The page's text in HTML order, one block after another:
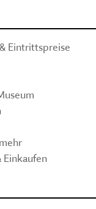
Eintrittspreise
Einkaufen